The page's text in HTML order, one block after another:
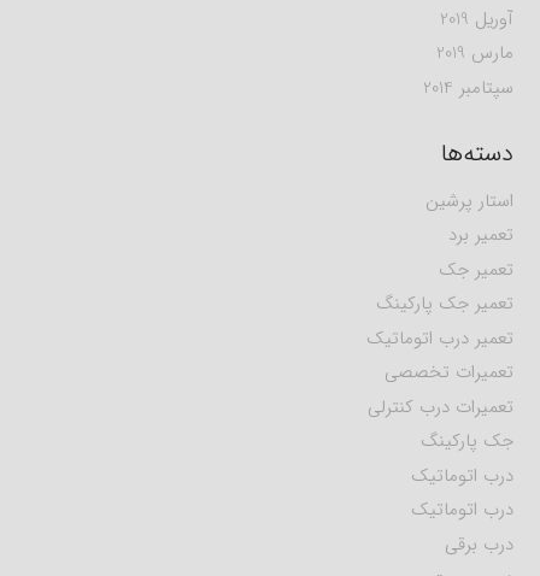
آوریل 2019
مارس 2019
سپتامبر 2014
دسته‌ها
استار پرشین
تعمیر برد
تعمیر جک
تعمیر جک پارکینگ
تعمیر درب اتوماتیک
تعمیرات تخصصی
تعمیرات درب کنترلی
جک پارکینگ
درب اتوماتیک
درب اتوماتیک
درب برقی